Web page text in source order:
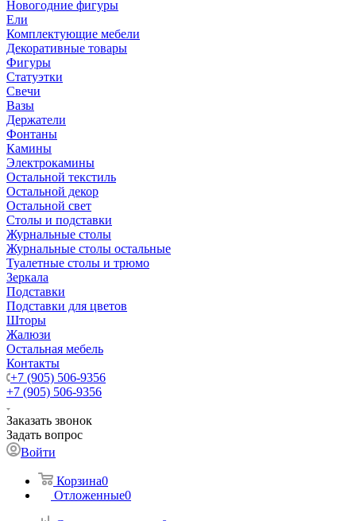
Новогодние фигуры
Ели
Комплектующие мебели
Декоративные товары
Фигуры
Статуэтки
Свечи
Вазы
Держатели
Фонтаны
Камины
Электрокамины
Остальной текстиль
Остальной декор
Остальной свет
Столы и подставки
Журнальные столы
Журнальные столы остальные
Туалетные столы и трюмо
Зеркала
Подставки
Подставки для цветов
Шторы
Жалюзи
Остальная мебель
Контакты
+7 (905) 506-9356
+7 (905) 506-9356
Заказать звонок
Задать вопрос
Войти
Корзина0
Отложенные0